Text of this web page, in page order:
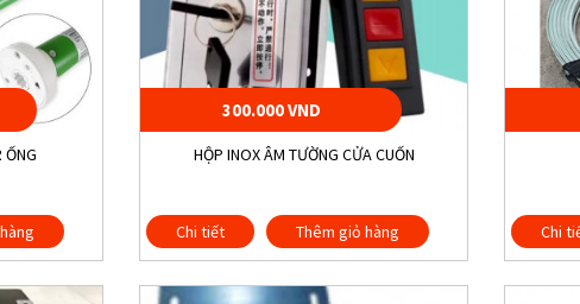
ỐNG
300.000 VND
HỘP INOX ÂM TƯỜNG CỬA CUỐN
Chi tiết Thêm giỏ hàng Chi